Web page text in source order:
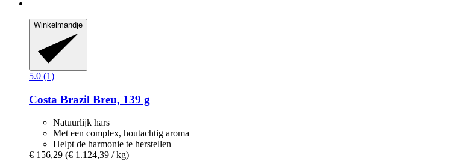
Winkelmandje
5.0 (1)
Costa Brazil Breu, 139 g
Natuurlijk hars
Met een complex, houtachtig aroma
Helpt de harmonie te herstellen
€ 156,29 (€ 1.124,39 / kg)